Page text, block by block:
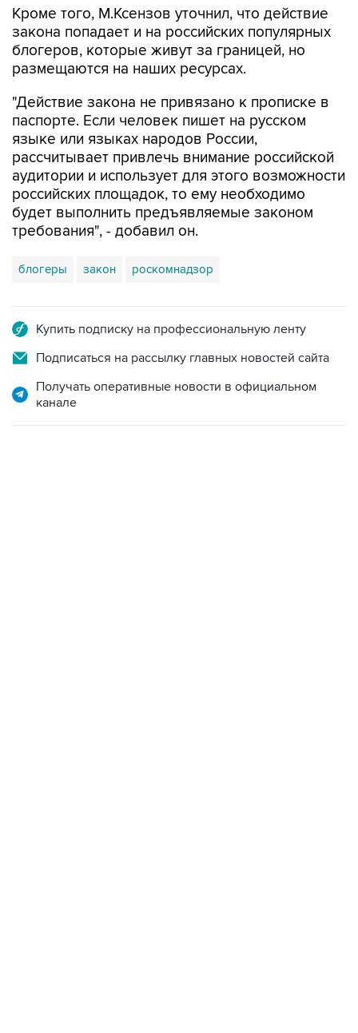
Кроме того, М.Ксензов уточнил, что действие
закона попадает и на российских популярных
блогеров, которые живут за границей, но
размещаются на наших ресурсах.
"Действие закона не привязано к прописке в
паспорте. Если человек пишет на русском
языке или языках народов России,
рассчитывает привлечь внимание российской
аудитории и использует для этого возможности
российских площадок, то ему необходимо
будет выполнить предъявляемые законом
требования", - добавил он.
блогеры закон роскомнадзор
Купить подписку на профессиональную ленту
Подписаться на рассылку главных новостей сайта
Получать оперативные новости в официальном
канале